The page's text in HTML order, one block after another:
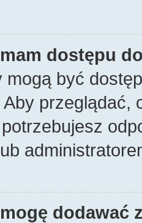
dostępu
mogą być
Aby
dodawać